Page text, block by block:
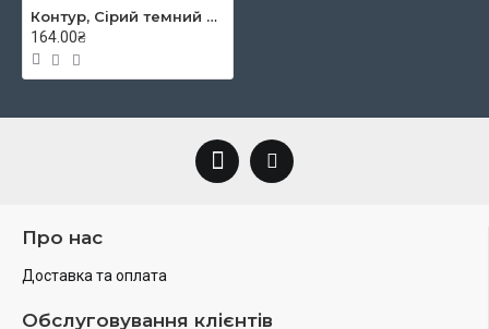
Контур, Сірий темний металік , 25мл, для шовку, Marabu, 178209747
164.00₴
Про нас
Доставка та оплата
Обслуговування клієнтів